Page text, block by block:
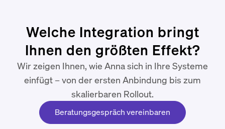
Welche Integration bringt
Ihnen den größten Effekt?
Wir zeigen Ihnen, wie Anna sich in Ihre Systeme
einfügt – von der ersten Anbindung bis zum
skalierbaren Rollout.
Beratungsgespräch vereinbaren